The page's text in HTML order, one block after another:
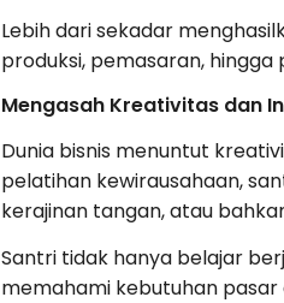
Lebih dari sekadar
produksi, pemasaran,
Mengasah Kreativitas dan
Dunia bisnis menuntut
pelatihan kewirausahaan,
kerajinan tangan, atau
Santri tidak hanya belajar
memahami kebutuhan